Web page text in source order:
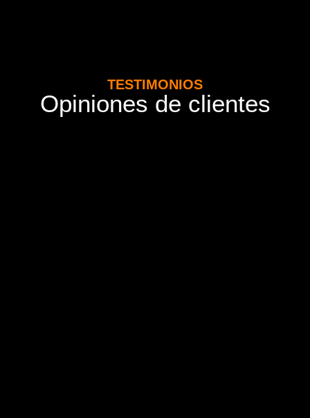
TESTIMONIOS
Opiniones de clientes